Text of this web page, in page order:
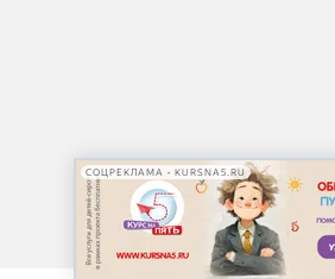
СОЦРЕКЛАМА • KURSNA5.RU